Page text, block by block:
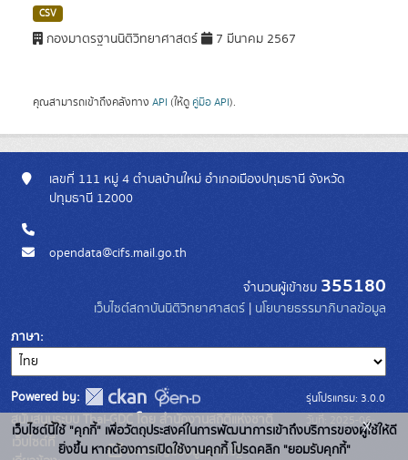
CSV
กองมาตรฐานนิติวิทยาศาสตร์ 7 มีนาคม 2567
คุณสามารถเข้าถึงคลังทาง API (ให้ดู คู่มือ API).
เลขที่ 111 หมู่ 4 ตำบลบ้านใหม่ อำเภอเมืองปทุมธานี จังหวัด
ปทุมธานี 12000
opendata@cifs.mail.go.th
จำนวนผู้เข้าชม 355180
เว็บไซต์สถาบันนิติวิทยาศาสตร์ | นโยบายธรรมาภิบาลข้อมูล
ภาษา
Powered by:
สนับสนุนระบบ Thai-GDC โดย สำนักงานสถิติแห่งชาติ
ระบบบัญชีข้อมูลภาครัฐ
รุ่นโปรแกรม: 3.0.0
วันที่: 2025-06-
10
เว็บไซต์นี้ใช้ "คุกกี้" เพื่อวัตถุประสงค์ในการพัฒนาการเข้าถึงบริการของผู้ใช้ให้ดี
ยิ่งขึ้น หากต้องการเปิดใช้งานคุกกี้ โปรดคลิก "ยอมรับคุกกี้"
x